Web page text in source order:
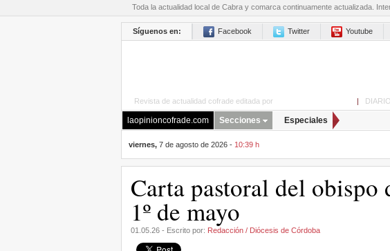
Toda la actualidad local de Cabra y comarca continuamente actualizada.
Síguenos en: Facebook Twitter Youtube
Revista de actualidad cofrade editada por |
laopinioncofrade.com Secciones Especiales
viernes,7 de agosto de 2026 - 10:39 h
Carta pastoral del obispo
1º de mayo
01.05.26 - Escrito por: Redacción / Diócesis de Córdoba